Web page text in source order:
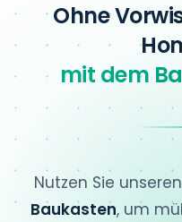
Ohne
mit dem
Nutzen Sie
Baukasten, um